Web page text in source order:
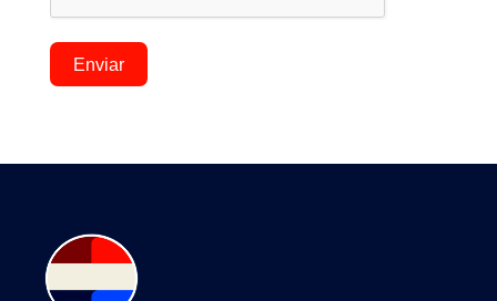
Enviar